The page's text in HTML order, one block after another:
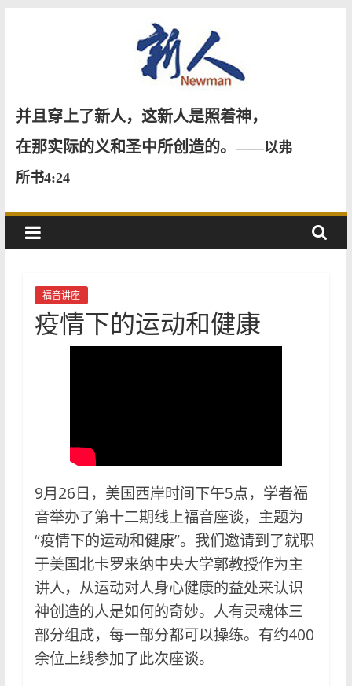
新
人
并且穿上了新人，这新人是照着神，
在那实际的义和圣中所创造的。——以弗
所书4:24
福音讲座
疫情下的运动和健康
9月26日，美国西岸时间下午5点，学者福
音举办了第十二期线上福音座谈，主题为
“疫情下的运动和健康”。我们邀请到了就职
于美国北卡罗来纳中央大学郭教授作为主
讲人，从运动对人身心健康的益处来认识
神创造的人是如何的奇妙。人有灵魂体三
部分组成，每一部分都可以操练。有约400
余位上线参加了此次座谈。